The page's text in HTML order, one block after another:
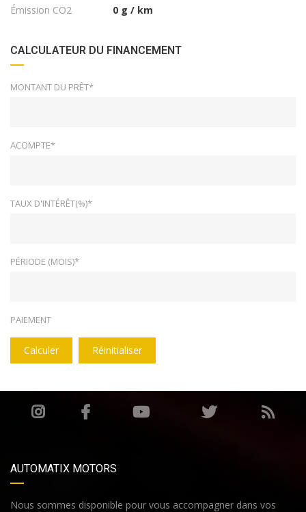
Émission CO2
0 g / km
CALCULATEUR DU FINANCEMENT
MONTANT DU PRÊT*
ACOMPTE*
TAUX D'INTÉRÊT(%)*
PÉRIODE (MOIS)*
PAIEMENT
Calculer Réinitialiser
AUTOMATIX MOTORS
Nous sommes disponible pour vous accompagner dans vos